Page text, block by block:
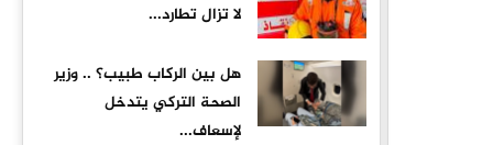
لا تزال تطارد...
هل بين الركاب طبيب؟ .. وزير
الصحة التركي يتدخل
لإسعاف...